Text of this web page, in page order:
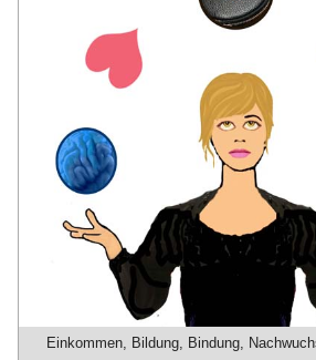
Einkommen, Bildung, Bindung,